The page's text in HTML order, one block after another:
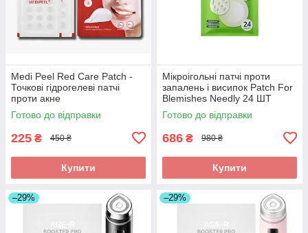
Medi Peel Red Care Patch -
Точкові гідрогелеві патчі
проти акне
Готово до відправки
225 ₴ 450 ₴
Купити
Мікроігольні патчі проти
запалень і висипок Patch For
Blemishes Needly 24 ШТ
Готово до відправки
686 ₴ 980 ₴
Купити
–29% –29%